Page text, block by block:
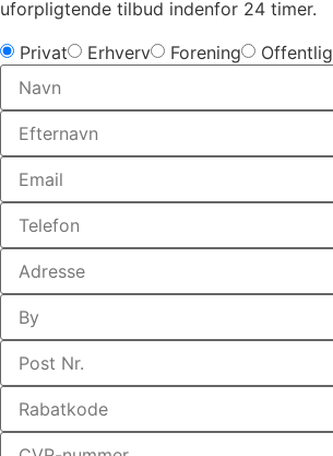
uforpligtende tilbud indenfor 24 timer.
Privat Erhverv Forening Offentlig